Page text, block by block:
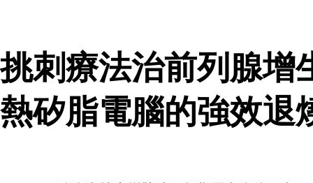
挑刺療法治前列腺增
熱矽脂電腦的強效退